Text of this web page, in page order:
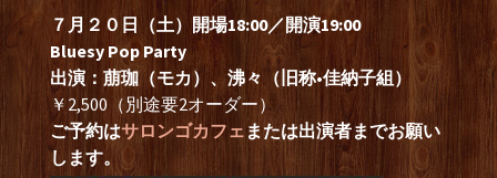
７月２０日（土）開場18:00／開演19:00
Bluesy Pop Party
出演：萠珈（モカ）、沸々（旧称•佳納子組）
￥2,500（別途要2オーダー）
ご予約はサロンゴカフェまたは出演者までお願い
します。